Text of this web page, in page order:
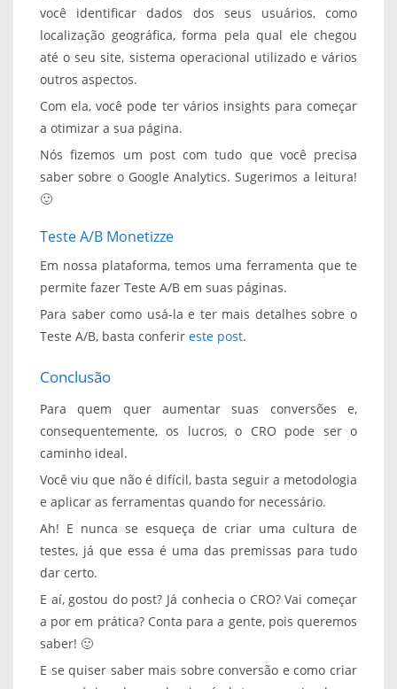
você identificar dados dos seus usuários, como
localização geográfica, forma pela qual ele chegou
até o seu site, sistema operacional utilizado e vários
outros aspectos.
Com ela, você pode ter vários insights para começar
a otimizar a sua página.
Nós fizemos um post com tudo que você precisa
saber sobre o Google Analytics. Sugerimos a leitura!
🙂
Teste A/B Monetizze
Em nossa plataforma, temos uma ferramenta que te
permite fazer Teste A/B em suas páginas.
Para saber como usá-la e ter mais detalhes sobre o
Teste A/B, basta conferir este post.
Conclusão
Para quem quer aumentar suas conversões e,
consequentemente, os lucros, o CRO pode ser o
caminho ideal.
Você viu que não é difícil, basta seguir a metodologia
e aplicar as ferramentas quando for necessário.
Ah! E nunca se esqueça de criar uma cultura de
testes, já que essa é uma das premissas para tudo
dar certo.
E aí, gostou do post? Já conhecia o CRO? Vai começar
a por em prática? Conta para a gente, pois queremos
saber! 🙂
E se quiser saber mais sobre conversão e como criar